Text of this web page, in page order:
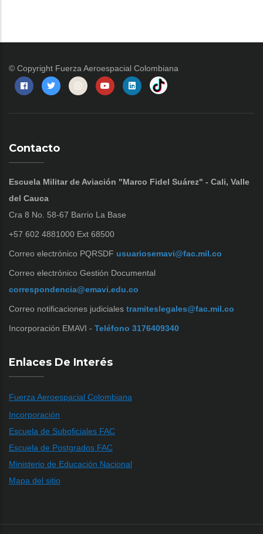
© Copyright Fuerza Aeroespacial Colombiana
Contacto
Escuela Militar de Aviación "Marco Fidel Suárez" - Cali, Valle
del Cauca
Cra 8 No. 58-67 Barrio La Base
+57 602 4881000 Ext 68500
Correo electrónico PQRSDF usuariosemavi@fac.mil.co
Correo electrónico Gestión Documental
correspondencia@emavi.edu.co
Correo notificaciones judiciales tramiteslegales@fac.mil.co
Incorporación EMAVI - Teléfono 3176409340
Enlaces De Interés
Fuerza Aeroespacial Colombiana
Incorporación
Escuela de Suboficiales FAC
Escuela de Postgrados FAC
Ministerio de Educación Nacional
Mapa del sitio